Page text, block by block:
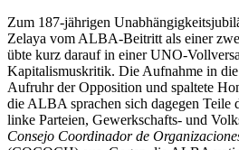
Zum 187-jährigen
Zelaya vom ALBA-Beitritt als einer
übte kurz darauf in einer UNO-
Kapitalismuskritik. Die Aufnahme in
Aufruhr der Opposition und spaltete
die ALBA sprachen sich dagegen Teile
linke Parteien, Gewerkschafts- und
Consejo Coordinador de